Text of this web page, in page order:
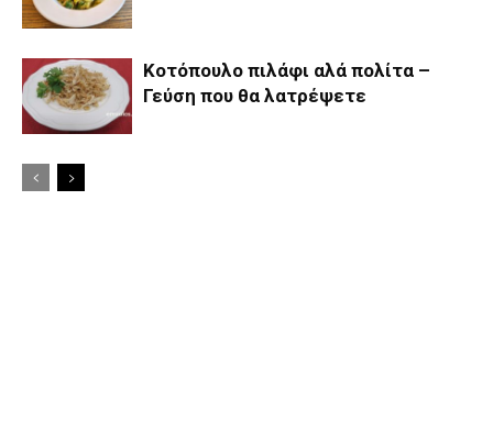
Koτόπουλο πιλάφι αλά πολίτα –
Γεύση που θα λατρέψετε